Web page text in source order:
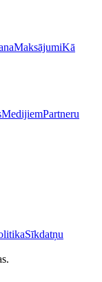
MaksājumiKā
MedijiemPartneru
Sīkdatņu